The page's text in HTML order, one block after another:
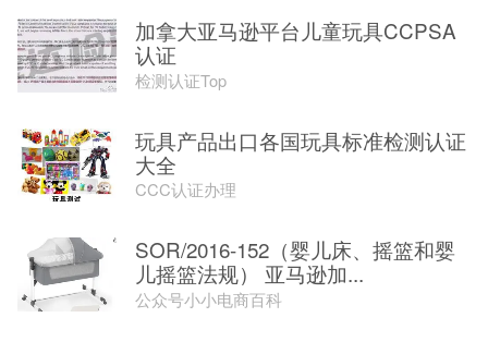
加拿大亚马逊平台儿童玩具CCPSA
认证
检测认证Top
玩具产品出口各国玩具标准检测认证
大全
CCC认证办理
SOR/2016-152（婴儿床、摇篮和婴
儿摇篮法规） 亚马逊加...
公众号小小电商百科